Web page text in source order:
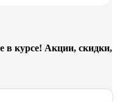
в курсе! Акции, скидки,